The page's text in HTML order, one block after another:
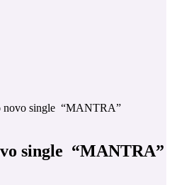
novo single “MANTRA”
single “MANTRA”